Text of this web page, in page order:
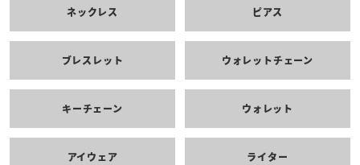
ネックレス ピアス
ブレスレット ウォレットチェーン
キーチェーン ウォレット
アイウェア ライター